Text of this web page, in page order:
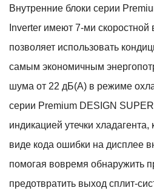
Внутренние блоки серии
Inverter имеют 7-ми скоростной
позволяет использовать
самым экономичным
шума от 22 дБ(A) в режиме
серии Premium DESIGN
индикацией утечки хладагента,
виде кода ошибки на дисплее
помогая вовремя обнаружить
предотвратить выход сплит-